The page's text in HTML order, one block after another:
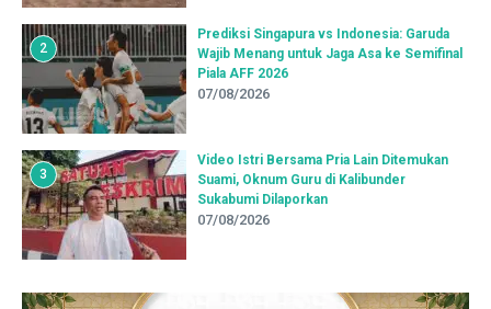
2
Prediksi Singapura vs Indonesia: Garuda
Wajib Menang untuk Jaga Asa ke Semifinal
Piala AFF 2026
07/08/2026
3
Video Istri Bersama Pria Lain Ditemukan
Suami, Oknum Guru di Kalibunder
Sukabumi Dilaporkan
07/08/2026